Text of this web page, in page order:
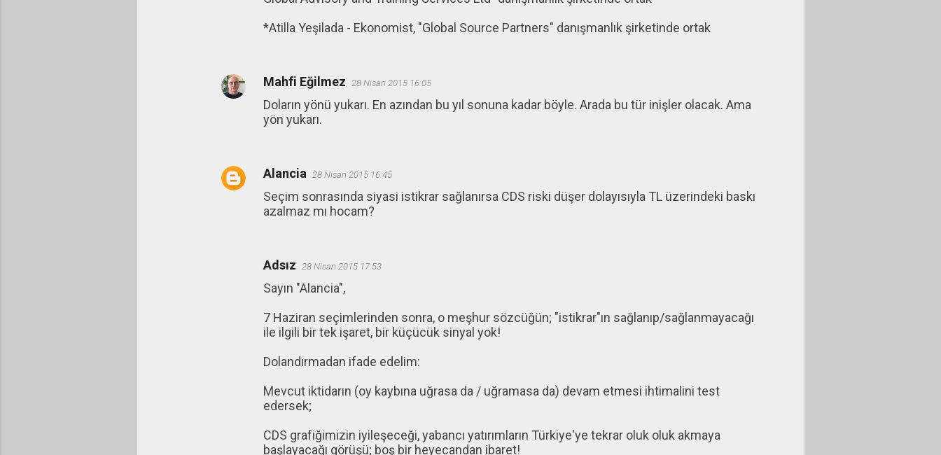
*Atilla Yeşilada - Ekonomist, "Global Source Partners" danışmanlık şirketinde ortak
Mahfi Eğilmez 28 Nisan 2015 16:05
Doların yönü yukarı. En azından bu yıl sonuna kadar böyle. Arada bu tür inişler olacak. Ama
yön yukarı.
Alancia 28 Nisan 2015 16:45
Seçim sonrasında siyasi istikrar sağlanırsa CDS riski düşer dolayısıyla TL üzerindeki baskı
azalmaz mı hocam?
Adsız 28 Nisan 2015 17:53
Sayın "Alancia",
7 Haziran seçimlerinden sonra, o meşhur sözcüğün; "istikrar"ın sağlanıp/sağlanmayacağı
ile ilgili bir tek işaret, bir küçücük sinyal yok!
Dolandırmadan ifade edelim:
Mevcut iktidarın (oy kaybına uğrasa da / uğramasa da) devam etmesi ihtimalini test
edersek;
CDS grafiğimizin iyileşeceği, yabancı yatırımların Türkiye'ye tekrar oluk oluk akmaya
başlayacağı görüşü; boş bir heyecandan ibaret!